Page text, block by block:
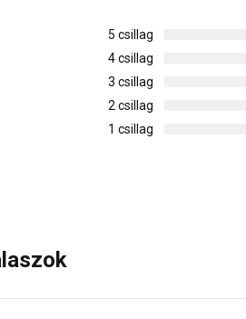
5 csillag
4 csillag
3 csillag
2 csillag
1 csillag